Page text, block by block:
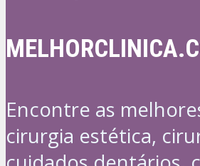
Encontre as
cirurgia estética,